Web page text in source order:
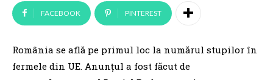
FACEBOOK PINTEREST
România se află pe primul loc la numărul stupilor în
fermele din UE. Anunțul a fost făcut de